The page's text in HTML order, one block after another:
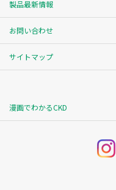
製品最新情報
お問い合わせ
サイトマップ
漫画でわかるCKD